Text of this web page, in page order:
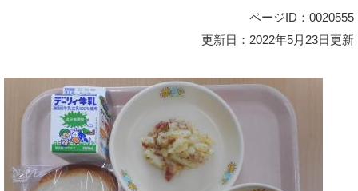
ページID：0020555
更新日：2022年5月23日更新